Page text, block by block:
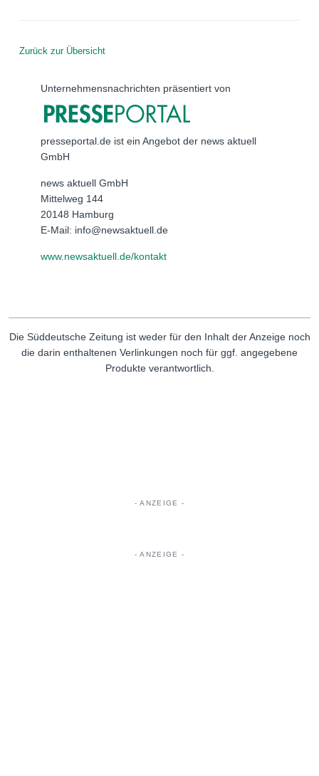
Zurück zur Übersicht
Unternehmensnachrichten präsentiert von
presseportal.de ist ein Angebot der news aktuell
GmbH
news aktuell GmbH
Mittelweg 144
20148 Hamburg
E-Mail: info@newsaktuell.de
www.newsaktuell.de/kontakt
Die Süddeutsche Zeitung ist weder für den Inhalt der Anzeige noch
die darin enthaltenen Verlinkungen noch für ggf. angegebene
Produkte verantwortlich.